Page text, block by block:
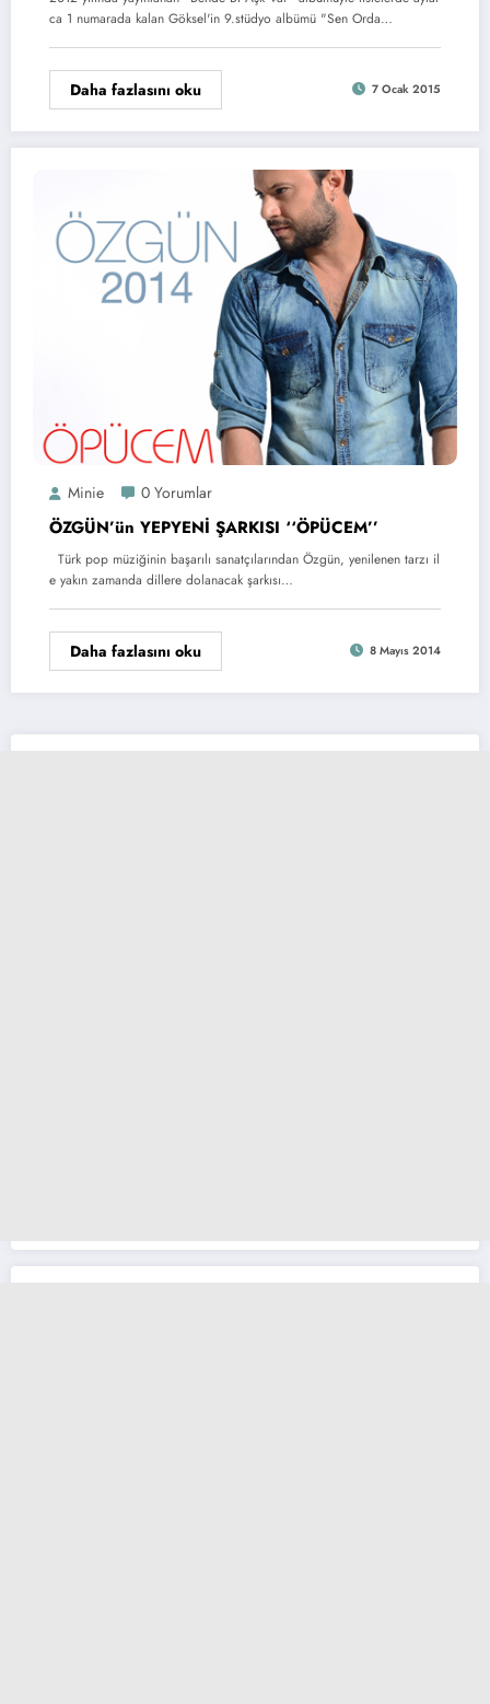
ca 1 numarada kalan Göksel'in 9.stüdyo albümü "Sen Orda…
Daha fazlasını oku 7 Ocak 2015
Minie 0 Yorumlar
ÖZGÜN’ün YEPYENİ ŞARKISI ‘‘ÖPÜCEM’’
Türk pop müziğinin başarılı sanatçılarından Özgün, yenilenen tarzı il
e yakın zamanda dillere dolanacak şarkısı…
Daha fazlasını oku 8 Mayıs 2014